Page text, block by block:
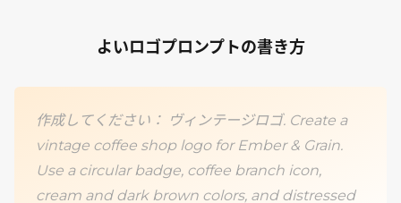
よいロゴプロンプトの書き方
作成してください： ヴィンテージロゴ. Create a
vintage coffee shop logo for Ember & Grain.
Use a circular badge, coffee branch icon,
cream and dark brown colors, and distressed